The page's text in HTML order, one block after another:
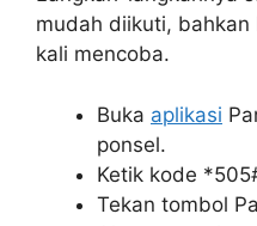
mudah diikuti,
kali mencoba.
Buka aplikasi
ponsel.
Ketik kode
Tekan tombol